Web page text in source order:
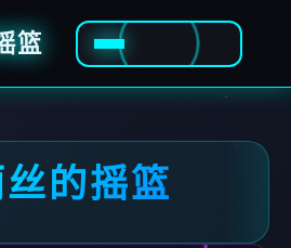
篮
的摇篮